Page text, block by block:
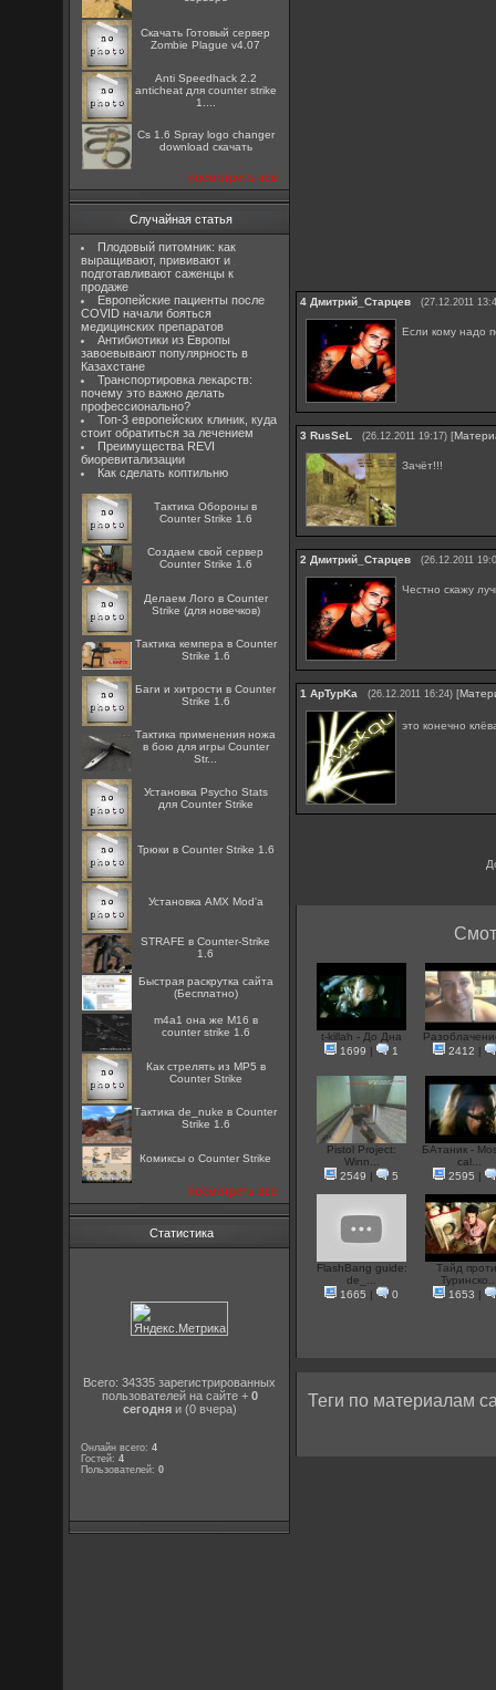
Скачать Готовый сервер
Zombie Plague v4.07
Anti Speedhack 2.2
anticheat для counter strike
1....
Cs 1.6 Spray logo changer
download скачать
посмотреть все
Случайная статья
Плодовый питомник: как
выращивают, прививают и
подготавливают саженцы к
продаже
Европейские пациенты после
COVID начали бояться
медицинских препаратов
Антибиотики из Европы
завоевывают популярность в
Казахстане
Транспортировка лекарств:
почему это важно делать
профессионально?
Топ-3 европейских клиник, куда
стоит обратиться за лечением
Преимущества REVI
биоревитализации
Как сделать коптильню
Тактика Обороны в
Counter Strike 1.6
Создаем свой сервер
Counter Strike 1.6
Делаем Лого в Counter
Strike (для новечков)
Тактика кемпера в Counter
Strike 1.6
Баги и хитрости в Counter
Strike 1.6
Тактика применения ножа
в бою для игры Counter
Str...
Установка Psycho Stats
для Counter Strike
Трюки в Counter Strike 1.6
Установка AMX Mod'a
STRAFE в Counter-Strike
1.6
Быстрая раскрутка сайта
(Бесплатно)
m4a1 она же M16 в
counter strike 1.6
Как стрелять из MP5 в
Counter Strike
Тактика de_nuke в Counter
Strike 1.6
Комиксы о Counter Strike
посмотреть все
Статистика
Всего: 34335 зарегистрированных
пользователей на сайте + 0
сегодняи (0 вчера)
Онлайн всего:4
Гостей:4
Пользователей:0
4 Дмитрий_Старцев (27.12.2011
Если кому надо
3 RusSeL (26.12.2011 19:17) [
Зачёт!!!
2 Дмитрий_Старцев (26.12.2011
Честно скажу
1 ApTypKa (26.12.2011 16:24) [
это конечно
t-killah - До Дна
1699 | 1
2412 |
Pistol Project:
Winn...
2549 | 5
БАтаник -
cal...
2595 |
FlashBang guide:
de_...
1665 | 0
Тайд
1653 |
Теги по материалам